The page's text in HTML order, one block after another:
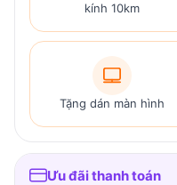
kính 10km
Tặng dán màn hình
Ưu đãi thanh toán